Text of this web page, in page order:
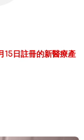
15日註冊的新醫療產